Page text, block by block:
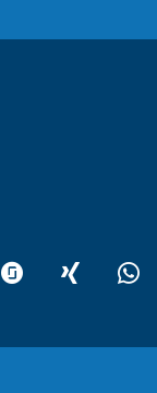
glassdoorXING